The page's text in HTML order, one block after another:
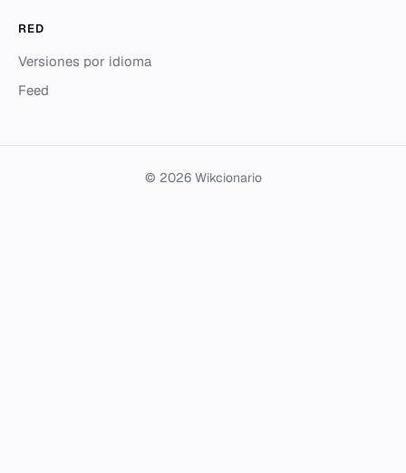
RED
Versiones por idioma
Feed
© 2026 Wikcionario